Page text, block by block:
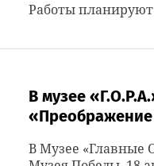
Работы планируют
В музее
В Музее